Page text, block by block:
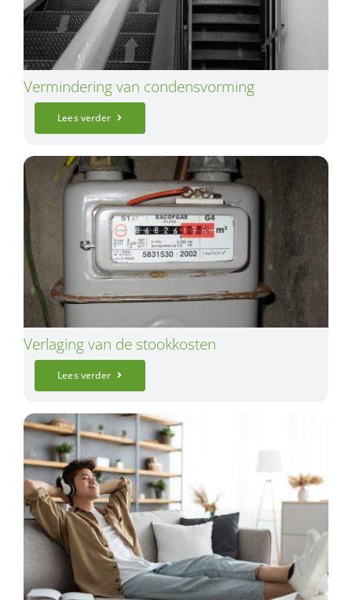
Vermindering van condensvorming
Lees verder
Verlaging van de stookkosten
Lees verder